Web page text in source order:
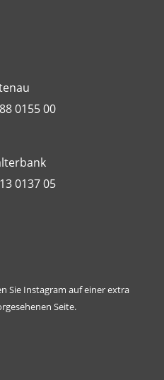
0155 00
0137 05
Sie Instagram auf einer extra
Seite.